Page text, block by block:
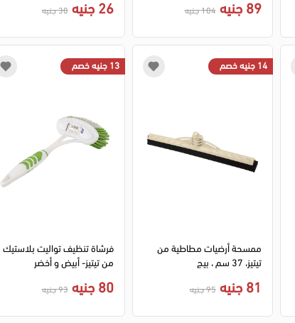
89 جنيه 104 جنيه 26 جنيه 30 جنيه
14 جنيه خصم
ممسحة أرضيات مطاطية من
تيتيز، 37 سم ، بيج
81 جنيه 95 جنيه
13 جنيه خصم
فرشاة تنظيف تواليت بلاستيك
من تيتيز- أبيض و أخضر
80 جنيه 93 جنيه